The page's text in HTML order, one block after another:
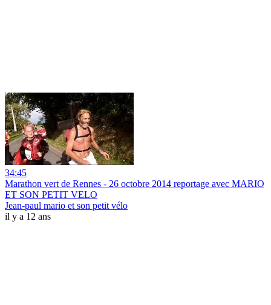
34:45
Marathon vert de Rennes - 26 octobre 2014 reportage avec MARIO
ET SON PETIT VELO
Jean-paul mario et son petit vélo
il y a 12 ans